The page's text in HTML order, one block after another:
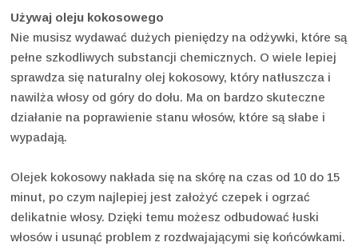
Używaj oleju kokosowego
Nie musisz wydawać dużych pieniędzy na odżywki, które są
pełne szkodliwych substancji chemicznych. O wiele lepiej
sprawdza się naturalny olej kokosowy, który natłuszcza i
nawilża włosy od góry do dołu. Ma on bardzo skuteczne
działanie na poprawienie stanu włosów, które są słabe i
wypadają.
Olejek kokosowy nakłada się na skórę na czas od 10 do 15
minut, po czym najlepiej jest założyć czepek i ogrzać
delikatnie włosy. Dzięki temu możesz odbudować łuski
włosów i usunąć problem z rozdwajającymi się końcówkami.